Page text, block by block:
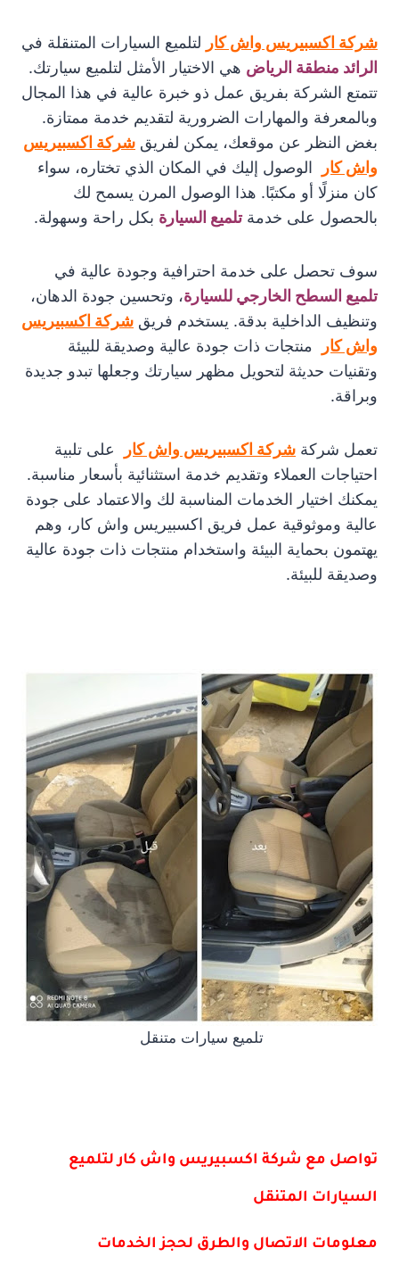
شركة اكسبيريس واش كار لتلميع السيارات المتنقلة في
الرائد منطقة الرياض هي الاختيار الأمثل لتلميع سيارتك.
تتمتع الشركة بفريق عمل ذو خبرة عالية في هذا المجال
وبالمعرفة والمهارات الضرورية لتقديم خدمة ممتازة.
بغض النظر عن موقعك، يمكن لفريق شركة اكسبيريس
واش كار
الوصول إليك في المكان الذي تختاره، سواء
كان منزلًا أو مكتبًا. هذا الوصول المرن يسمح لك
بالحصول على خدمةتلميع السيارة بكل راحة وسهولة.
سوف تحصل على خدمة احترافية وجودة عالية في
تلميع السطح الخارجي للسيارة، وتحسين جودة الدهان،
وتنظيف الداخلية بدقة. يستخدم فريق شركة اكسبيريس
واش كار
منتجات ذات جودة عالية وصديقة للبيئة
وتقنيات حديثة لتحويل مظهر سيارتك وجعلها تبدو جديدة
وبراقة.
تعمل شركة شركة اكسبيريس واش كار
على تلبية
احتياجات العملاء وتقديم خدمة استثنائية بأسعار مناسبة.
يمكنك اختيار الخدمات المناسبة لك والاعتماد على جودة
عالية وموثوقية عمل فريق اكسبيريس واش كار، وهم
يهتمون بحماية البيئة واستخدام منتجات ذات جودة عالية
وصديقة للبيئة.
تلميع سيارات متنقل
تواصل مع شركة اكسبيريس واش كار لتلميع
السيارات المتنقل
معلومات الاتصال والطرق لحجز الخدمات